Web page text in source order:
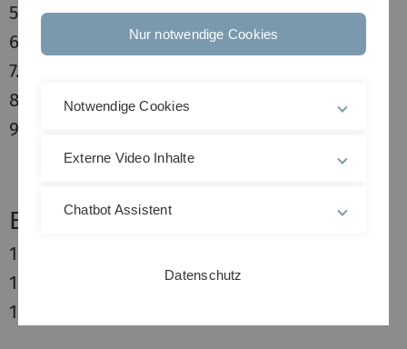
5.
Hotel Goldenes Rad
6.
Hotel zum Bäumle
7.
8.
Ibis Hotel
9.
Economy
10.
11.
Ibis Budget Ulm City
12.
Nur notwendige Cookies
Notwendige Cookies
Externe Video Inhalte
Chatbot Assistent
Datenschutz